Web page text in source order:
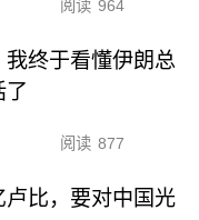
阅读 964
我终于看懂伊朗总
了
阅读 877
卢比，要对中国光